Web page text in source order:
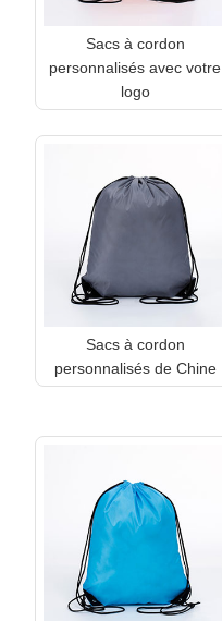
Sacs à cordon
personnalisés avec votre
logo
Sacs à cordon
personnalisés de Chine